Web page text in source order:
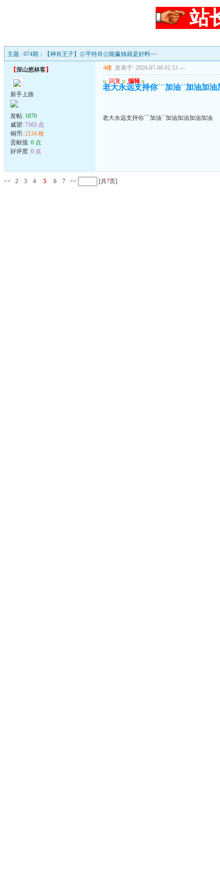
站
主题 : 074期：【神肖王子】㊣平特肖㊣能赢钱就是好料~~
【深山悠林客】
新手上路
发帖: 1870
威望: 7163 点
铜币: 2134 枚
贡献值: 0 点
好评度: 0 点
4楼 发表于: 2026-07-08 01:53 ---
u 回复 u 编辑 u
老大永远支持你```加油``加油加油
老大永远支持你```加油``加油加油加油加油
<< 2 3 4 5 6 7 >> [共7页]